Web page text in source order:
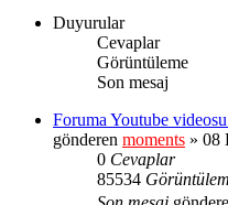
Duyurular
Cevaplar
Görüntüleme
Son mesaj
Foruma Youtube
gönderen moments » 08
0 Cevaplar
85534